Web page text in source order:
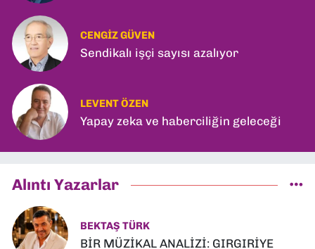
CENGIZ GÜVEN
Sendikalı işçi sayısı azalıyor
LEVENT ÖZEN
Yapay zeka ve haberciliğin geleceği
Alıntı Yazarlar
BEKTAŞ TÜRK
BİR MÜZİKAL ANALİZİ: GIRGIRİYE